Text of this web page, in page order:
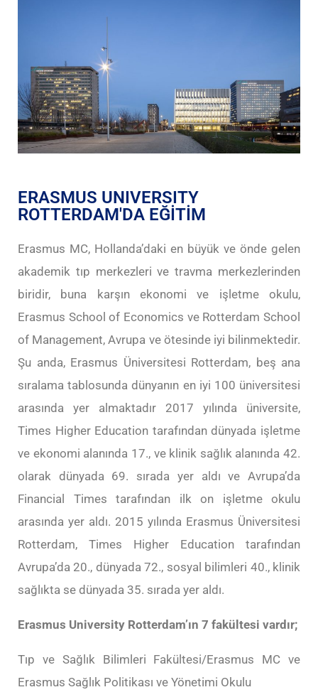
ERASMUS UNIVERSITY
ROTTERDAM'DA EĞİTİM
Erasmus MC, Hollanda’daki en büyük ve önde gelen
akademik tıp merkezleri ve travma merkezlerinden
biridir, buna karşın ekonomi ve işletme okulu,
Erasmus School of Economics ve Rotterdam School
of Management, Avrupa ve ötesinde iyi bilinmektedir.
Şu anda, Erasmus Üniversitesi Rotterdam, beş ana
sıralama tablosunda dünyanın en iyi 100 üniversitesi
arasında yer almaktadır 2017 yılında üniversite,
Times Higher Education tarafından dünyada işletme
ve ekonomi alanında 17., ve klinik sağlık alanında 42.
olarak dünyada 69. sırada yer aldı ve Avrupa’da
Financial Times tarafından ilk on işletme okulu
arasında yer aldı. 2015 yılında Erasmus Üniversitesi
Rotterdam, Times Higher Education tarafından
Avrupa’da 20., dünyada 72., sosyal bilimleri 40., klinik
sağlıkta se dünyada 35. sırada yer aldı.
Erasmus University Rotterdam’ın 7 fakültesi vardır;
Tıp ve Sağlık Bilimleri Fakültesi/Erasmus MC ve
Erasmus Sağlık Politikası ve Yönetimi Okulu